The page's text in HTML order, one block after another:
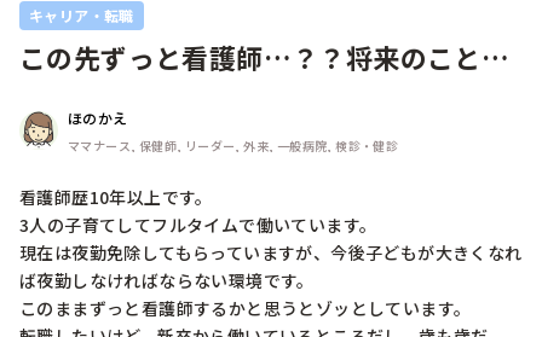
キャリア・転職
この先ずっと看護師…？？将来のことが
ほのかえ
ママナース, 保健師, リーダー, 外来, 一般病院, 検診・健診
看護師歴10年以上です。
3人の子育てしてフルタイムで働いています。
現在は夜勤免除してもらっていますが、今後子どもが大きくなれ
ば夜勤しなければならない環境です。
このままずっと看護師するかと思うとゾッとしています。